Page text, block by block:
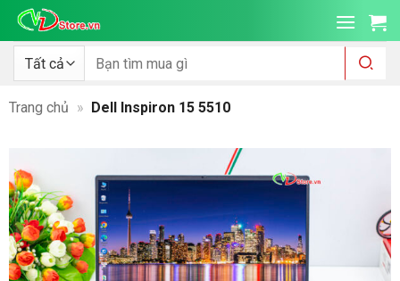
qua
dung
Tìm
kiếm:
Trang chủ » Dell Inspiron 15 5510